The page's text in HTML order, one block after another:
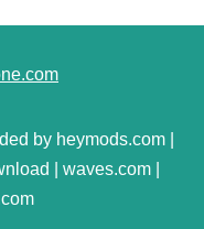
by heymods.com |
| waves.com |